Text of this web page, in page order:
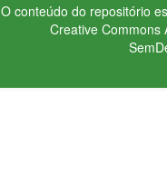
O conteúdo do repositório
Creative Commons